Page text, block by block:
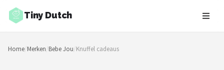
Tiny Dutch
Zoeken
NAVIGATIE
Home/Merken/Bebe Jou/Knuffel cadeaus